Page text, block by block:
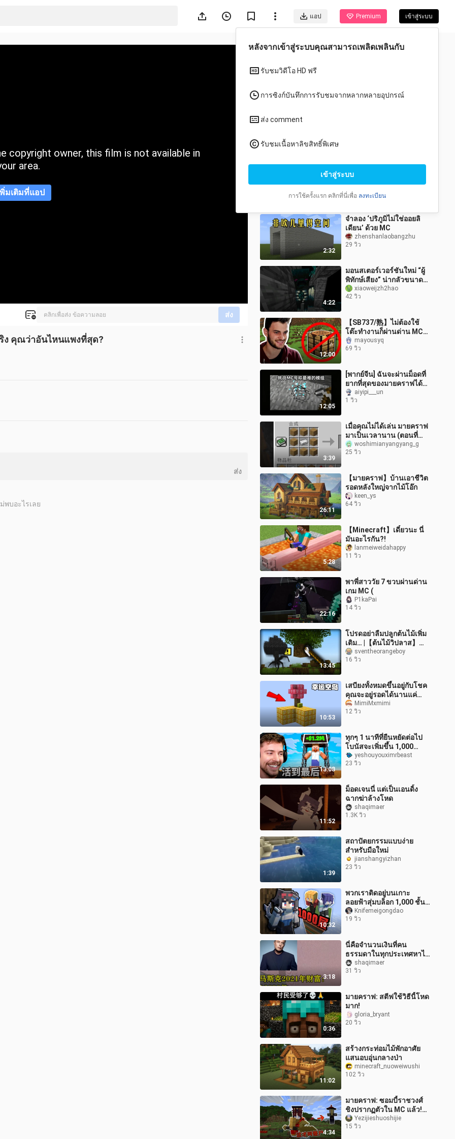
แอป Premium เข้าสู่ระบบ
copyright owner, this film is not available in
area.
มเติมที่แอป
ส่ง
ง คุณว่าอันไหนแพงที่สุด?
ทั้งหมด อนิเมะ
0:55
【วิดีโอโปรโมตอย่างเป็น
ทางการ】Minecraft 1.17
“ถ้ำและหน้าผา” ภาคแรก
เปิดให้เล่นแล้วบนทุก
wuguangyao
48 วิว
2:32
จำลอง ‘ปริภูมิไม่ใช่ออยลิ
เดียน’ ด้วย MC
zhenshanlaobangzhu
29 วิว
4:22
มอนสเตอร์เวอร์ชันใหม่ “ผู้
พิทักษ์เสียง” น่ากลัวขนาด
ไหน?xiaoweijzh2hao
42 วิว
12:00
【SB737/熟】ไม่ต้องใช้
โต๊ะทำงานก็ผ่านด่าน MC
ได้!mayousyq
69 วิว
12:05
[พากย์จีน] ฉันจะผ่านม็อดที่
ยากที่สุดของมายคราฟได้
ไหมaiyipi___un
1 วิว
3:39
เมื่อคุณไม่ได้เล่น มายคราฟ
มาเป็นเวลานาน (ตอนที่
สอง)woshimianyangyang_g
25 วิว
26:11
【มายคราฟ】บ้านเอาชีวิต
รอดหลังใหญ่จากไม้โอ๊ก
keen_ys
64 วิว
5:28
【Minecraft】เดี๋ยวนะ นี่
มันอะไรกัน?!
lanmeiweidahappy
11 วิว
22:16
พาพี่สาววัย 7 ขวบผ่านด่าน
เกม MC (
P1kaPai
14 วิว
13:45
โปรดอย่าลืมปลูกต้นไม้เพิ่ม
เติม… |【ต้นไม้วิปลาส】
[บันทึกเรื่องราวประหลาด
ใน MC]
sventheorangeboy
16 วิว
10:53
เสบียงทั้งหมดขึ้นอยู่กับโชค
คุณจะอยู่รอดได้นานแค่
ไหน?! 【การเอาชีวิตรอด
บนเกาะลอยฟ้าแห่งความ
MimiMxmimi
12 วิว
13:08
ทุกๆ 1 นาทีที่ยืนหยัดต่อไป
โบนัสจะเพิ่มขึ้น 1,000
ดอลลาร์สหรัฐ!
yeshouyouximrbeast
23 วิว
11:52
ม็อดเจนนี่ แต่เป็นเอนดิ้ง
ฉากฆ่าล้างโหด
shaqimaer
1.3K วิว
1:39
สถาปัตยกรรมแบบง่าย
สำหรับมือใหม่
jianshangyizhan
23 วิว
10:32
พวกเราติดอยู่บนเกาะ
ลอยฟ้าสุ่มบล็อก 1,000 ชั้น!
💔 Knifemeigongdao
19 วิว
3:18
นี่คือจำนวนเงินที่คน
ธรรมดาในทุกประเทศหาได้
ในช่วงชีวิตของพวกเขา
shaqimaer
31 วิว
0:36
มายคราฟ: สตีฟใช้วิธีนี้โหด
มาก!
gloria_bryant
20 วิว
11:02
สร้างกระท่อมไม้พักอาศัย
แสนอบอุ่นกลางป่า
minecraft_nuoweiwushi
102 วิว
4:34
มายคราฟ: ซอมบี้ราชวงศ์
ชิงปรากฏตัวใน MC แล้ว!
คาถาแบบฮาร์ดคอร์ยังต้อง
ใช้เลือดสุนัขดำในการสร้าง
Yezijieshuoshijie
15 วิว
ส่ง
พบอะไรเลย